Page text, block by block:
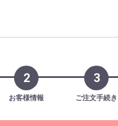
2
お客様情報
3
ご注文手続き